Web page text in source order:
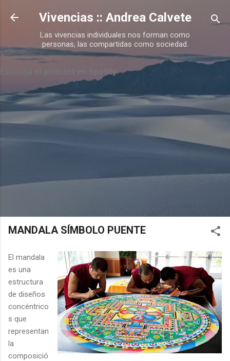
Ir al contenido principal
Vivencias :: Andrea Calvete
Las vivencias individuales nos forman como
personas, las compartidas como sociedad.
Escuchá el podcast en Spotify
MANDALA SÍMBOLO PUENTE
El mandala
es una
estructura
de diseños
concéntrico
s que
representan
la
composició